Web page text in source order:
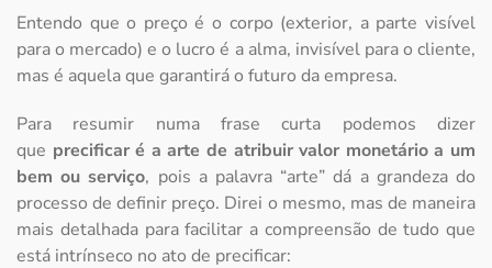
Entendo que o preço é o corpo (exterior, a parte visível
para o mercado) e o lucro é a alma, invisível para o cliente,
mas é aquela que garantirá o futuro da empresa.
Para resumir numa frase curta podemos dizer
que precificar é a arte de atribuir valor monetário a um
bem ou serviço, pois a palavra “arte” dá a grandeza do
processo de definir preço. Direi o mesmo, mas de maneira
mais detalhada para facilitar a compreensão de tudo que
está intrínseco no ato de precificar: